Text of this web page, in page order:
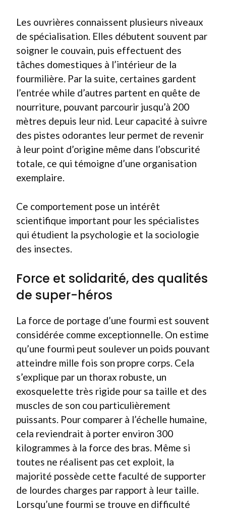
Les ouvrières connaissent plusieurs niveaux
de spécialisation. Elles débutent souvent par
soigner le couvain, puis effectuent des
tâches domestiques à l’intérieur de la
fourmilière. Par la suite, certaines gardent
l’entrée while d’autres partent en quête de
nourriture, pouvant parcourir jusqu’à 200
mètres depuis leur nid. Leur capacité à suivre
des pistes odorantes leur permet de revenir
à leur point d’origine même dans l’obscurité
totale, ce qui témoigne d’une organisation
exemplaire.
Ce comportement pose un intérêt
scientifique important pour les spécialistes
qui étudient la psychologie et la sociologie
des insectes.
Force et solidarité, des qualités
de super-héros
La force de portage d’une fourmi est souvent
considérée comme exceptionnelle. On estime
qu’une fourmi peut soulever un poids pouvant
atteindre mille fois son propre corps. Cela
s’explique par un thorax robuste, un
exosquelette très rigide pour sa taille et des
muscles de son cou particulièrement
puissants. Pour comparer à l’échelle humaine,
cela reviendrait à porter environ 300
kilogrammes à la force des bras. Même si
toutes ne réalisent pas cet exploit, la
majorité possède cette faculté de supporter
de lourdes charges par rapport à leur taille.
Lorsqu’une fourmi se trouve en difficulté